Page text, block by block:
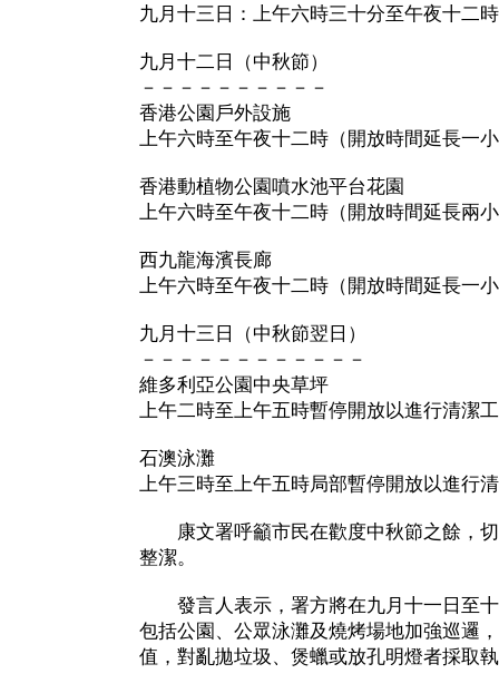
九月十三日：上午六時三十分至午夜十二
九月十二日（中秋節）
－－－－－－－－－－
香港公園戶外設施
上午六時至午夜十二時（開放時間延長一
香港動植物公園噴水池平台花園
上午六時至午夜十二時（開放時間延長兩
西九龍海濱長廊
上午六時至午夜十二時（開放時間延長一
九月十三日（中秋節翌日）
－－－－－－－－－－－－
維多利亞公園中央草坪
上午二時至上午五時暫停開放以進行清潔
石澳泳灘
上午三時至上午五時局部暫停開放以進行
康文署呼籲市民在歡度中秋節之餘，切
整潔。
發言人表示，署方將在九月十一日至十
包括公園、公眾泳灘及燒烤場地加強巡邏
值，對亂拋垃圾、煲蠟或放孔明燈者採取